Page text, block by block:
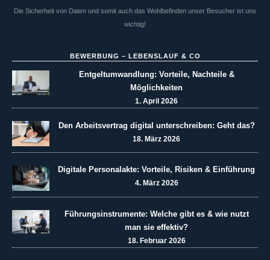
Die Sicherheit von Daten und somit auch das Wohlbefinden unser Besucher ist uns
wichtig!
BEWERBUNG – LEBENSLAUF & CO
Entgeltumwandlung: Vorteile, Nachteile &
Möglichkeiten
1. April 2026
Den Arbeitsvertrag digital unterschreiben: Geht das?
18. März 2026
Digitale Personalakte: Vorteile, Risiken & Einführung
4. März 2026
Führungsinstrumente: Welche gibt es & wie nutzt
man sie effektiv?
18. Februar 2026